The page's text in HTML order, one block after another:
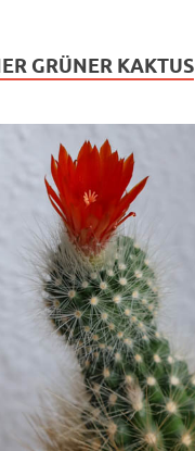
GRÜNER KAKTUS